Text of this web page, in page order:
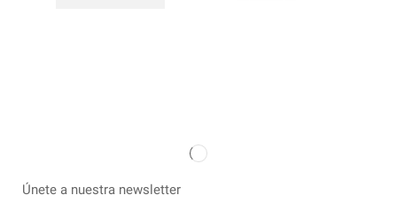
Únete a nuestra newsletter